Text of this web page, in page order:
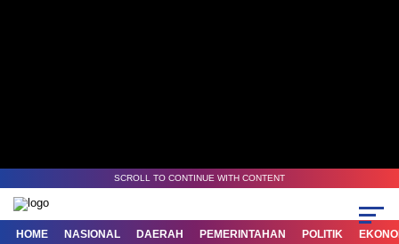
SCROLL TO CONTINUE WITH CONTENT
HOME NASIONAL DAERAH PEMERINTAHAN POLITIK